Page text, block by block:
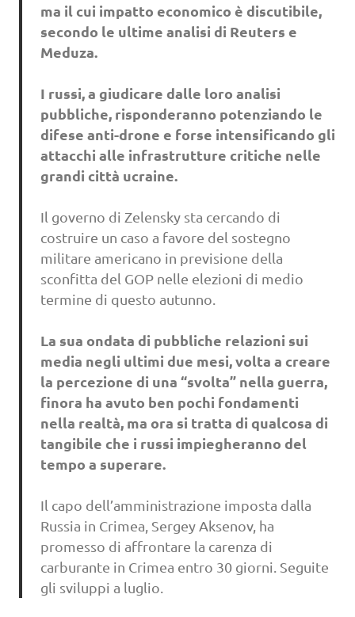
ma il cui impatto economico è discutibile,
secondo le ultime analisi di Reuters e
Meduza.
I russi, a giudicare dalle loro analisi
pubbliche, risponderanno potenziando le
difese anti-drone e forse intensificando gli
attacchi alle infrastrutture critiche nelle
grandi città ucraine.
Il governo di Zelensky sta cercando di
costruire un caso a favore del sostegno
militare americano in previsione della
sconfitta del GOP nelle elezioni di medio
termine di questo autunno.
La sua ondata di pubbliche relazioni sui
media negli ultimi due mesi, volta a creare
la percezione di una “svolta” nella guerra,
finora ha avuto ben pochi fondamenti
nella realtà, ma ora si tratta di qualcosa di
tangibile che i russi impiegheranno del
tempo a superare.
Il capo dell’amministrazione imposta dalla
Russia in Crimea, Sergey Aksenov, ha
promesso di affrontare la carenza di
carburante in Crimea entro 30 giorni. Seguite
gli sviluppi a luglio.